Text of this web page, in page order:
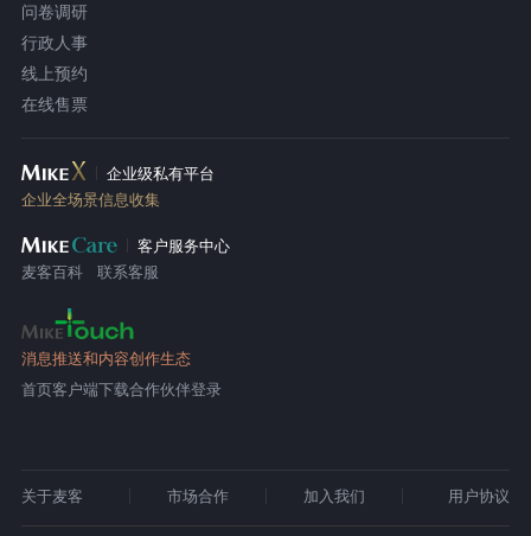
问卷调研
行政人事
线上预约
在线售票
企业级私有平台
企业全场景信息收集
客户服务中心
麦客百科
联系客服
消息推送和内容创作生态
首页客户端下载合作伙伴登录
关于麦客 市场合作 加入我们 用户协议